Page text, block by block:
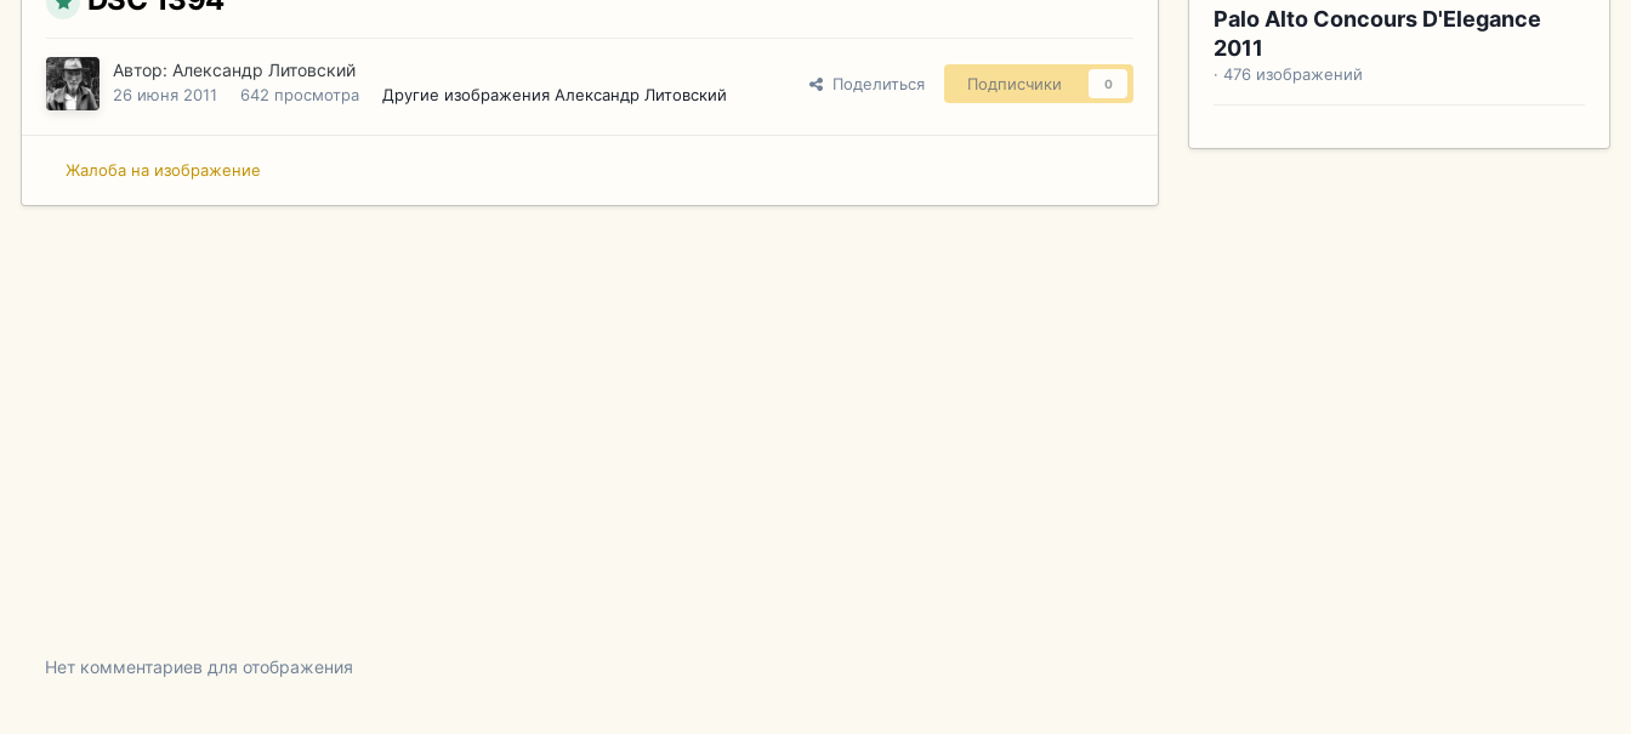
Автор: Александр Литовский
26 июня 2011 642 просмотра Другие изображения Александр Литовский
Поделиться Подписчики 0
Жалоба на изображение
Palo Alto Concours D'Elegance
2011
· 476 изображений
Нет комментариев для отображения